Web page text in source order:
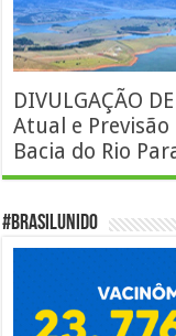
DIVULGAÇÃO
Atual e
Bacia do Rio
#BrasilUnido